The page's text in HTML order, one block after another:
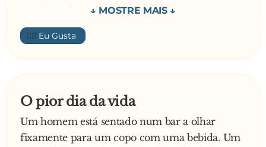
- Por amor ao Brasil! – Vai e empurra o
Maradona.
para ir embora. Refila a professora:
- Eu avisei que não aceitaria provas fora do
horário. Esqueça!
Joãozinho, com ar de autoritarismo, perguntou:
- Você sabe com quem está a falar?
sarcasmo:
- Não, não faço a menor ideia…
Empinando mais o nariz, Joãozinho voltou a
👍🏼
O pior dia da vida
Um homem está sentado num bar a olhar
fixamente para um copo com uma bebida. Um